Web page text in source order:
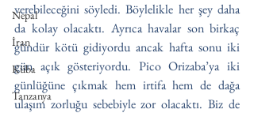
Nepal
İran
Küba
Tanzanya
verebileceğini söyledi. Böylelikle her şey daha
da kolay olacaktı. Ayrıca havalar son birkaç
gündür kötü gidiyordu ancak hafta sonu iki
gün açık gösteriyordu. Pico Orizaba’ya iki
günlüğüne çıkmak hem irtifa hem de dağa
ulaşım zorluğu sebebiyle zor olacaktı. Biz de